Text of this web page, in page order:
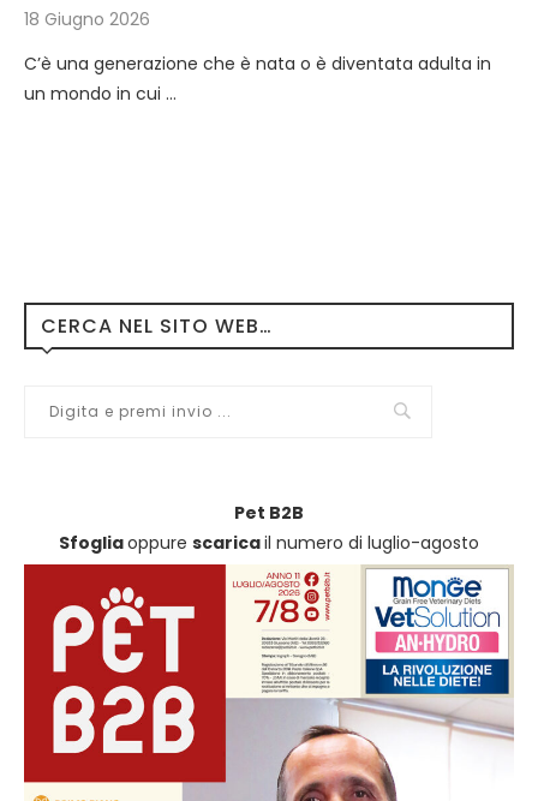
18 Giugno 2026
C’è una generazione che è nata o è diventata adulta in
un mondo in cui …
CERCA NEL SITO WEB…
Pet B2B
Sfogliaoppure scaricail numero di luglio-agosto